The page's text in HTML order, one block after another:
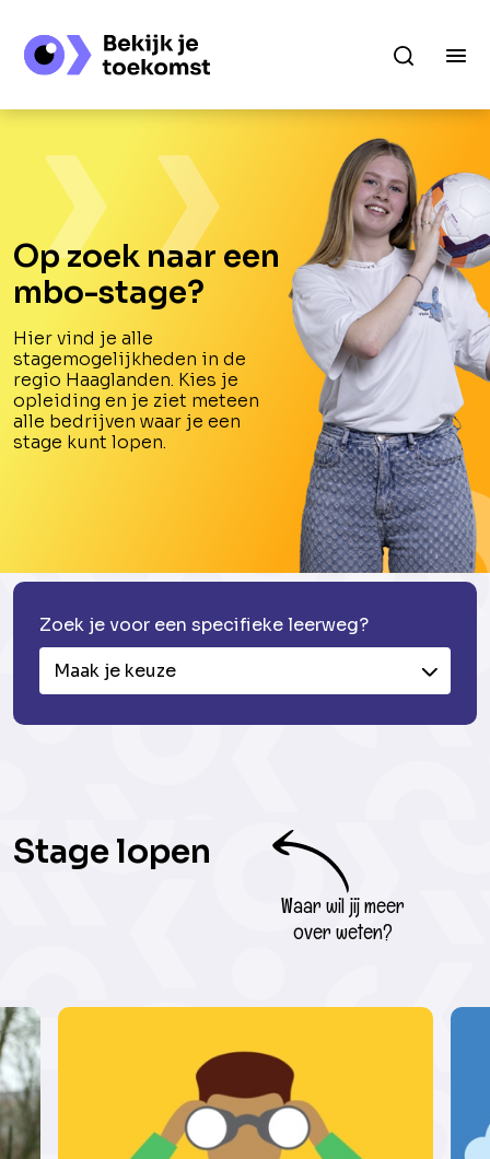
Op zoek naar een
mbo-stage?
Hier vind je alle
stagemogelijkheden in de
regio Haaglanden. Kies je
opleiding en je ziet meteen
alle bedrijven waar je een
stage kunt lopen.
Zoek je voor een specifieke leerweg?
Maak je keuze
Stage lopen
Waar wil jij meer
over weten?